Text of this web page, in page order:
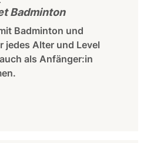
Badminton
Badminton und
jedes Alter und Level
als Anfänger:in